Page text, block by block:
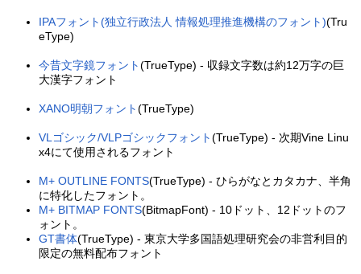
IPAフォント(独立行政法人 情報処理推進機構のフォント)(Tru
eType)
今昔文字鏡フォント(TrueType) - 収録文字数は約12万字の巨
大漢字フォント
XANO明朝フォント(TrueType)
VLゴシック/VLPゴシックフォント(TrueType) - 次期Vine Linu
x4にて使用されるフォント
M+ OUTLINE FONTS(TrueType) - ひらがなとカタカナ、半角
に特化したフォント。
M+ BITMAP FONTS(BitmapFont) - 10ドット、12ドットのフ
ォント。
GT書体(TrueType) - 東京大学多国語処理研究会の非営利目的
限定の無料配布フォント